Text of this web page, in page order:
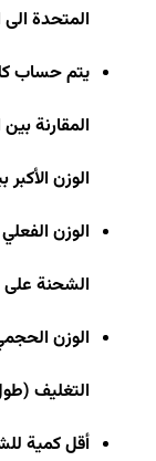
المتحدة
يتم حساب
المقارنة
الوزن
الوزن
الشحنة على
الوزن
التغليف